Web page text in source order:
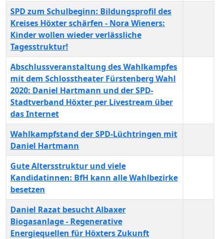
SPD zum Schulbeginn: Bildungsprofil des
Kreises Höxter schärfen - Nora Wieners:
Kinder wollen wieder verlässliche
Tagesstruktur!
Abschlussveranstaltung des Wahlkampfes
mit dem Schlosstheater Fürstenberg Wahl
2020: Daniel Hartmann und der SPD-
Stadtverband Höxter per Livestream über
das Internet
Wahlkampfstand der SPD-Lüchtringen mit
Daniel Hartmann
Gute Altersstruktur und viele
Kandidatinnen: BfH kann alle Wahlbezirke
besetzen
Daniel Razat besucht Albaxer
Biogasanlage - Regenerative
Energiequellen für Höxters Zukunft